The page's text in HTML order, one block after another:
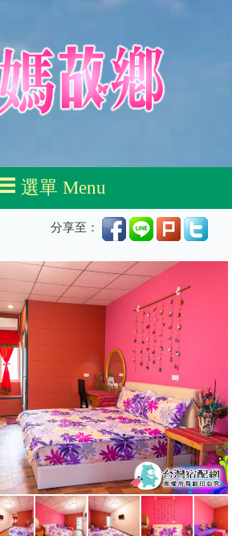
選單 Menu
分享至：